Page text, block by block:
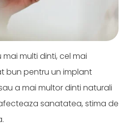
multi dinti, cel mai
bun pentru un implant
a mai multor dinti naturali
sanatatea, stima de